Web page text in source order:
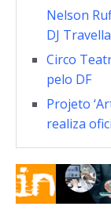
Nelson
DJ Travella
Circo
pelo DF
Projeto
realiza